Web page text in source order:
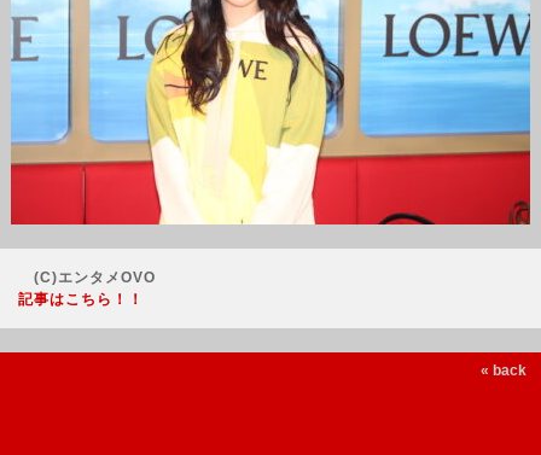
(C)エンタメOVO
記事はこちら！！
« back